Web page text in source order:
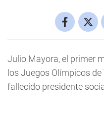
Julio Mayora, el primer
los Juegos Olímpicos
fallecido presidente